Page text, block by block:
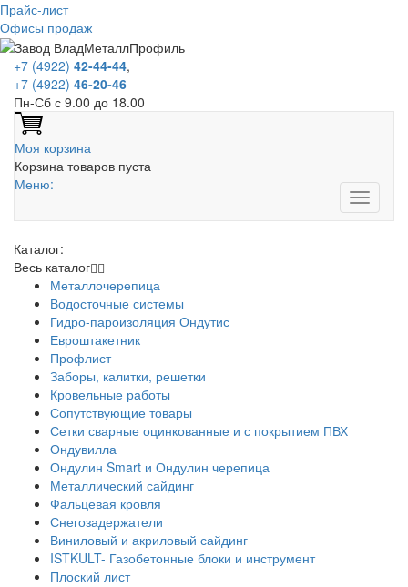
Прайс-лист
Офисы продаж
+7 (4922) 42-44-44,
+7 (4922) 46-20-46
Пн-Сб с 9.00 до 18.00
Моя корзина
Корзина товаров пуста
Меню:
Каталог:
Весь каталог
Металлочерепица
Водосточные системы
Гидро-пароизоляция Ондутис
Евроштакетник
Профлист
Заборы, калитки, решетки
Кровельные работы
Сопутствующие товары
Сетки сварные оцинкованные и с покрытием ПВХ
Ондувилла
Ондулин Smart и Ондулин черепица
Металлический сайдинг
Фальцевая кровля
Снегозадержатели
Виниловый и акриловый сайдинг
ISTKULT- Газобетонные блоки и инструмент
Плоский лист